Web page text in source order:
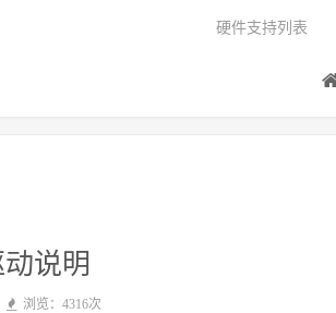
硬件支持列表
说明
浏览：4316次